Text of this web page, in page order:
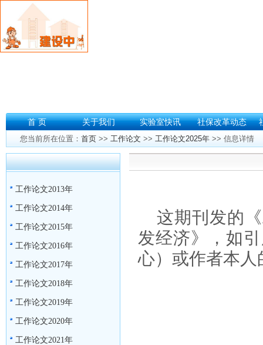
首 页 关于我们 实验室快讯 社保改革动态
您当前所在位置： 首页 >> 工作论文 >> 工作论文2025年 >> 信息详情
工作论文2013年
工作论文2014年
工作论文2015年
工作论文2016年
工作论文2017年
工作论文2018年
工作论文2019年
工作论文2020年
工作论文2021年
这期刊发的
发经济》，如
心）或作者本